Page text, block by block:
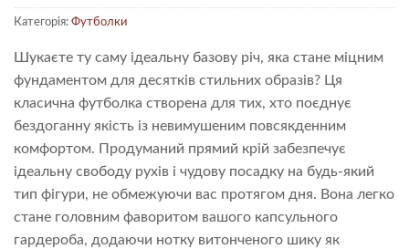
Категорія: Футболки
Шукаєте ту саму ідеальну базову річ, яка стане міцним
фундаментом для десятків стильних образів? Ця
класична футболка створена для тих, хто поєднує
бездоганну якість із невимушеним повсякденним
комфортом. Продуманий прямий крій забезпечує
ідеальну свободу рухів і чудову посадку на будь-який
тип фігури, не обмежуючи вас протягом дня. Вона легко
стане головним фаворитом вашого капсульного
гардероба, додаючи нотку витонченого шику як